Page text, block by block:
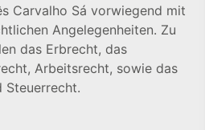
Carvalho Sá vorwiegend mit
Angelegenheiten. Zu
das Erbrecht, das
Arbeitsrecht, sowie das
Steuerrecht.